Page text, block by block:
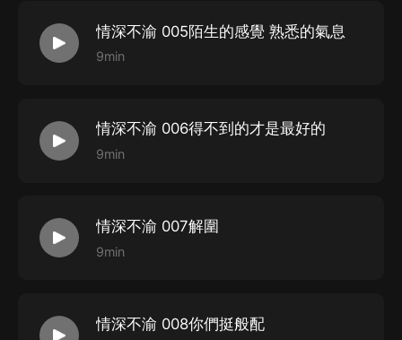
情深不渝 005陌生的感覺 熟悉的氣息
9min
情深不渝 006得不到的才是最好的
9min
情深不渝 007解圍
9min
情深不渝 008你們挺般配